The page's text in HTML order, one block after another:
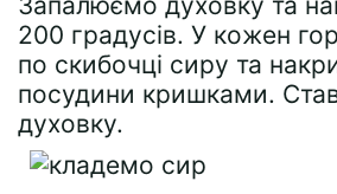
200 градусів. У кожен
по скибочці сиру та
посудини кришками.
духовку.